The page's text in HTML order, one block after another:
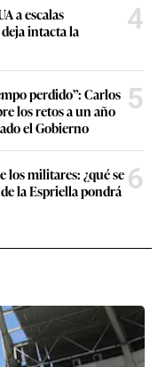
a escalas
intacta la
4
perdido”: Carlos
los retos a un año
el Gobierno
5
los militares: ¿qué se
la Espriella pondrá 6